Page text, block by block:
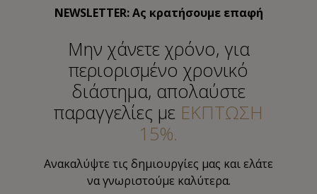
NEWSLETTER: Ας κρατήσουμε επαφή
Μην χάνετε χρόνο, για
περιορισμένο χρονικό
διάστημα, απολαύστε
παραγγελίες με ΕΚΠΤΩΣΗ
15%.
Ανακαλύψτε τις δημιουργίες μας και ελάτε
να γνωριστούμε καλύτερα.